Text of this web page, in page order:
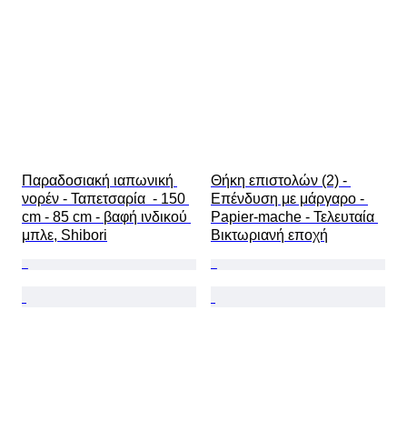
Παραδοσιακή ιαπωνική
νορέν - Ταπετσαρία  - 150
cm - 85 cm - βαφή ινδικού
μπλε, Shibori
Θήκη επιστολών (2) -
Επένδυση με μάργαρο -
Papier-mache - Τελευταία
Βικτωριανή εποχή